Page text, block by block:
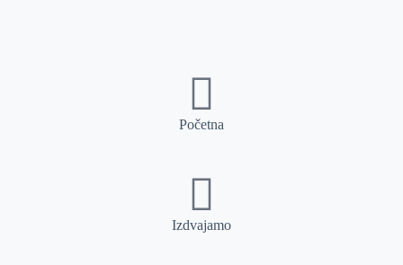
Početna
Izdvajamo